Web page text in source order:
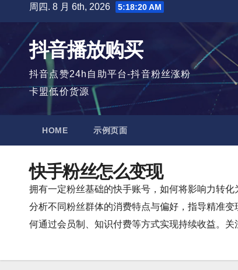
周四. 8 月 6th, 2026 5:18:21 AM
抖音播放购买
抖音点赞24h自助平台-抖音粉丝涨粉
卡盟低价货源
HOME 示例页面
快手粉丝怎么变现
拥有一定粉丝基础的快手账号，如何将影响力转
分析不同粉丝群体的消费特点与偏好，指导精准
何通过会员制、知识付费等方式实现持续收益。